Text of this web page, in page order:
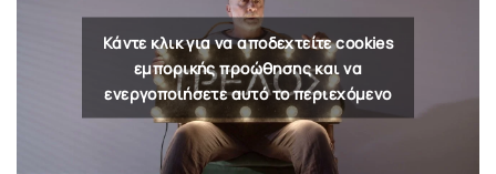
Κάντε κλικ για να αποδεχτείτε cookies
εμπορικής προώθησης και να
ενεργοποιήσετε αυτό το περιεχόμενο